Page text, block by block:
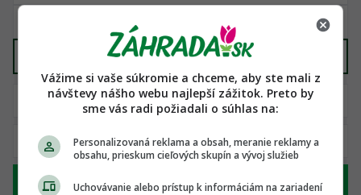
Piecky, krby, grily
Hľadať
Vážime si vaše súkromie a chceme, aby ste mali z
návštevy nášho webu najlepší zážitok. Preto by
sme vás radi požiadali o súhlas na:
Personalizovaná reklama a obsah, meranie reklamy a
obsahu, prieskum cieľových skupín a vývoj služieb
Uchovávanie alebo prístup k informáciám na zariadení